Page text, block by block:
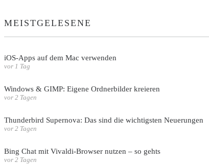
MEISTGELESENE
iOS-Apps auf dem Mac verwenden
vor 1 Tag
Windows & GIMP: Eigene Ordnerbilder kreieren
vor 2 Tagen
Thunderbird Supernova: Das sind die wichtigsten Neuerungen
vor 2 Tagen
Bing Chat mit Vivaldi-Browser nutzen – so gehts
vor 2 Tagen